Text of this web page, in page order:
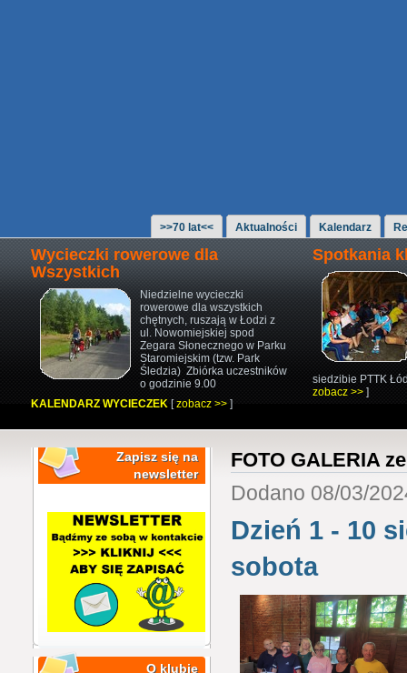
>>70 lat<< Aktualności Kalendarz
Wycieczki rowerowe dla
Wszystkich
Niedzielne wycieczki
rowerowe dla wszystkich
chętnych,ruszają w Łodzi z
ul. Nowomiejskiej spod
Zegara Słonecznego w Parku
Staromiejskim (tzw. Park
Śledzia) Zbiórka uczestników
o godzinie 9.00
KALENDARZ WYCIECZEK [zobacz >>]
Spotkania
siedzibie PTTK
zobacz >> ]
Zapisz się na
newsletter
O klubie
FOTO GALERIA
Dodano 08/03/
Dzień 1 - 10
sobota